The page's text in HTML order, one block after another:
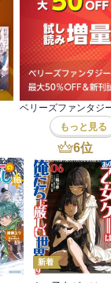
もっと見る
6位
新着